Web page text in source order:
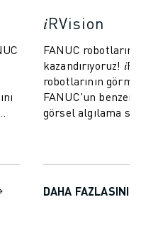
𝑖RVision
FANUC
kazandırıyoruz!
robotlarının
FANUC'un
görsel algılama
DAHA FAZLASINI